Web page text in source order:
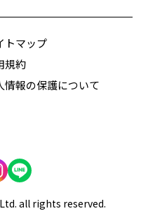
トマップ
規約
情報の保護について
all rights reserved.